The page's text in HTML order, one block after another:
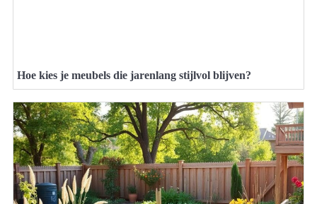
Hoe kies je meubels die jarenlang stijlvol blijven?